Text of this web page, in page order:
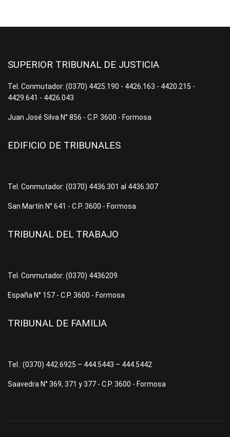
SUPERIOR TRIBUNAL DE JUSTICIA
Tel. Conmutador: (0370) 4425.190 - 4426.163 - 4420.215 -
4429.641 - 4426.043
Juan José Silva N° 856 - C.P. 3600 - Formosa
EDIFICIO DE TRIBUNALES
Tel. Conmutador: (0370) 4436.301 al 4436.307
San Martín N° 641 - C.P. 3600 - Formosa
TRIBUNAL DEL TRABAJO
Tel. Conmutador: (0370) 4436209
España N° 157 - C.P. 3600 - Formosa
TRIBUNAL DE FAMILIA
Tel.: (0370) 442.6925 – 444.5443 – 444.5442
Saavedra N° 369, 371 y 377 - C.P. 3600 - Formosa